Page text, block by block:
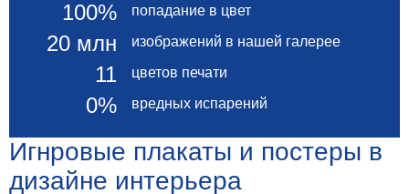
100% попадание в цвет
20 млн изображений в нашей галерее
11 цветов печати
0% вредных испарений
Игнровые плакаты и постеры в
дизайне интерьера